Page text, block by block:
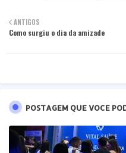
ANTIGOS
Como surgiu o dia da amizade
POSTAGEM QUE VOCE